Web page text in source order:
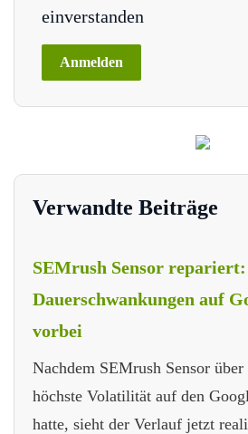
einverstanden
Verwandte Beiträge
SEMrush Sensor
Dauerschwankungen auf
vorbei
Nachdem SEMrush Sensor
höchste Volatilität auf den
hatte, sieht der Verlauf jetzt